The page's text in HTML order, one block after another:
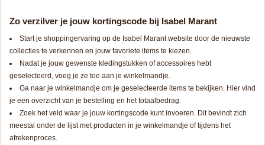
Zo verzilver je jouw kortingscode bij Isabel Marant
Start je shoppingervaring op de Isabel Marant website door de nieuwste
collecties te verkennen en jouw favoriete items te kiezen.
Nadat je jouw gewenste kledingstukken of accessoires hebt
geselecteerd, voeg je ze toe aan je winkelmandje.
Ga naar je winkelmandje om je geselecteerde items te bekijken. Hier vind
je een overzicht van je bestelling en het totaalbedrag.
Zoek het veld waar je jouw kortingscode kunt invoeren. Dit bevindt zich
meestal onder de lijst met producten in je winkelmandje of tijdens het
afrekenproces.